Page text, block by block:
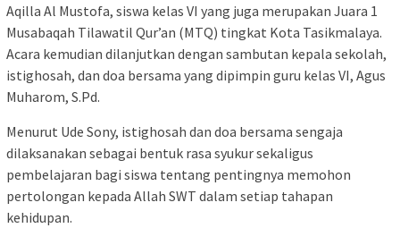
Aqilla Al Mustofa, siswa kelas VI yang juga merupakan Juara 1
Musabaqah Tilawatil Qur’an (MTQ) tingkat Kota Tasikmalaya.
Acara kemudian dilanjutkan dengan sambutan kepala sekolah,
istighosah, dan doa bersama yang dipimpin guru kelas VI, Agus
Muharom, S.Pd.
Menurut Ude Sony, istighosah dan doa bersama sengaja
dilaksanakan sebagai bentuk rasa syukur sekaligus
pembelajaran bagi siswa tentang pentingnya memohon
pertolongan kepada Allah SWT dalam setiap tahapan
kehidupan.